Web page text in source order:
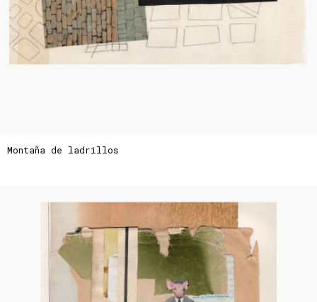
Montaña de ladrillos